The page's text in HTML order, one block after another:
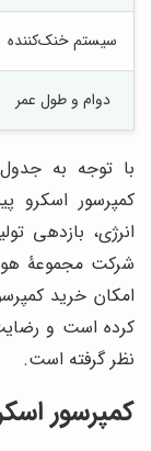
سیستم خنک‌کننده
دوام و طول عمر
با توجه به
کمپرسور اسکرو
انرژی، بازدهی
شرکت مجموعۀ
امکان خرید
کرده است و
نظر گرفته است.
کمپرسور